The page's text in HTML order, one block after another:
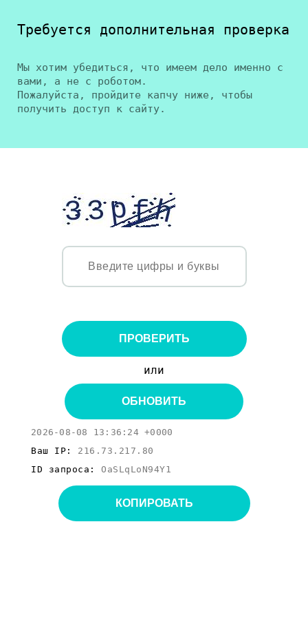
Требуется дополнительная проверка
Мы хотим убедиться, что имеем дело именно с
вами, а не с роботом.
Пожалуйста, пройдите капчу ниже, чтобы
получить доступ к сайту.
ПРОВЕРИТЬ
или
ОБНОВИТЬ
2026-08-08 13:36:24 +0000
Ваш IP: 216.73.217.80
ID запроса: OaSLqLoN94Y1
КОПИРОВАТЬ